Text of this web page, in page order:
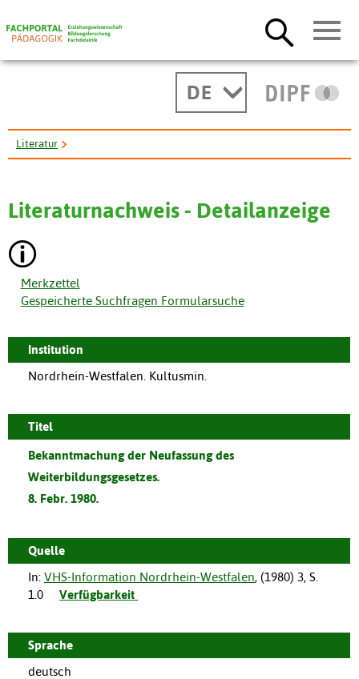
DE
Literatur
Literaturnachweis - Detailanzeige
Merkzettel
Gespeicherte Suchfragen Formularsuche
Institution
Nordrhein-Westfalen. Kultusmin.
Titel
Bekanntmachung der Neufassung des
Weiterbildungsgesetzes.
8. Febr. 1980.
Quelle
In: VHS-Information Nordrhein-Westfalen, (1980) 3, S.
1.0
Verfügbarkeit
Sprache
deutsch